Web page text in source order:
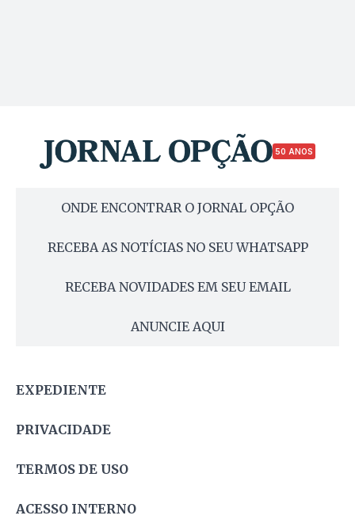
50 ANOS
ONDE ENCONTRAR O JORNAL OPÇÃO
RECEBA AS NOTÍCIAS NO SEU WHATSAPP
RECEBA NOVIDADES EM SEU EMAIL
ANUNCIE AQUI
EXPEDIENTE
PRIVACIDADE
TERMOS DE USO
ACESSO INTERNO